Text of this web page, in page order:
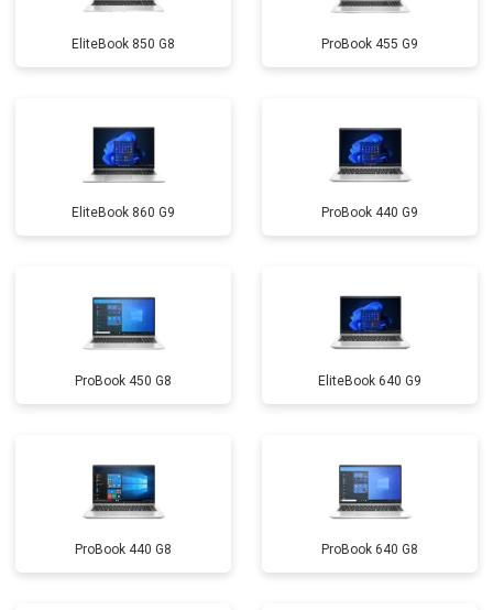
Замена микрофона от 2600 ₽ Заказать
Замена оперативной памяти от 1100 ₽ Заказать
Замена северного моста от 3500 ₽
Ремонт петель от 3990 ₽ Заказать
EliteBook 850 G8 ProBook 455 G9
EliteBook 860 G9 ProBook 440 G9
ProBook 450 G8 EliteBook 640 G9
ProBook 440 G8 ProBook 640 G8